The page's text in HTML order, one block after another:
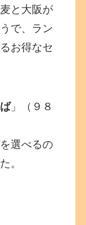
と大阪が
で、ラン
お得なセ
」（９８
選べるの
。